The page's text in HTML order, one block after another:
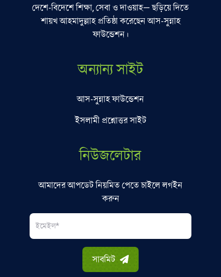
দেশে-বিদেশে শিক্ষা, সেবা ও দাওয়াহ— ছড়িয়ে দিতে
শায়খ আহমাদুল্লাহ প্রতিষ্ঠা করেছেন আস-সুন্নাহ
ফাউন্ডেশন।
অন্যান্য সাইট
আস-সুন্নাহ ফাউন্ডেশন
ইসলামী প্রশ্নোত্তর সাইট
নিউজলেটার
আমাদের আপডেট নিয়মিত পেতে চাইলে লগইন
করুন
সাবমিট